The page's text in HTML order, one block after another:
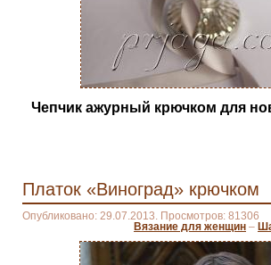
Чепчик ажурный крючком для
Платок «Виноград» крючком
Опубликовано: 29.07.2013. Просмотров: 81306
Вязание для женщин –